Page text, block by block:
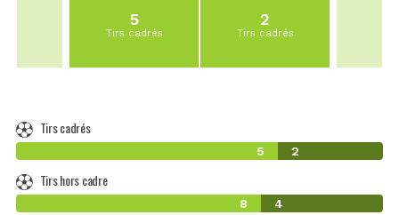
5
Tirs cadrés
2
Tirs cadrés
Tirs cadrés
5 2
Tirs hors cadre
8 4